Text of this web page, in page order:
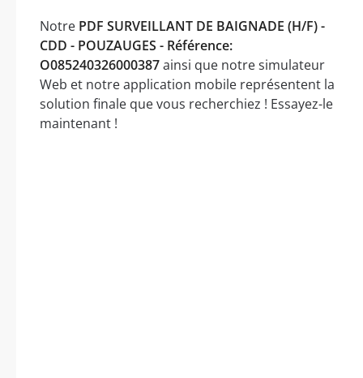
Notre PDF SURVEILLANT DE BAIGNADE (H/F) -
CDD - POUZAUGES - Référence:
O085240326000387ainsi que notre simulateur
Web et notre application mobile représentent la
solution finale que vous recherchiez ! Essayez-le
maintenant !